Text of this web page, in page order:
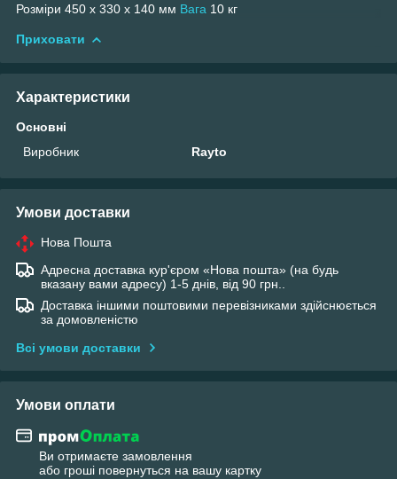
Розміри 450 x 330 x 140 мм Вага 10 кг
Приховати
Характеристики
Основні
Виробник
Rayto
Умови доставки
Нова Пошта
Адресна доставка кур'єром «Нова пошта» (на будь
вказану вами адресу) 1-5 днів, від 90 грн..
Доставка іншими поштовими перевізниками здійснюється
за домовленістю
Всі умови доставки
Умови оплати
Ви отримаєте замовлення
або гроші повернуться на вашу картку